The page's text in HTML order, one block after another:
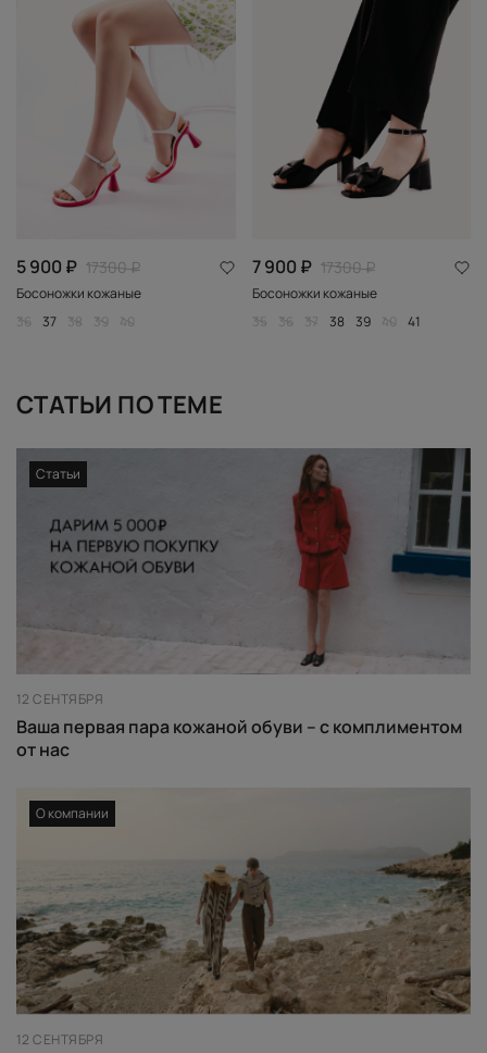
5 900 ₽ 17300 ₽
Босоножки кожаные
36
37 38 39 40
7 900 ₽ 17300 ₽
Босоножки кожаные
35
36 37 38 39 40 41
СТАТЬИ ПО ТЕМЕ
Статьи
12 СЕНТЯБРЯ
Ваша первая пара кожаной обуви – с комплиментом
от нас
О компании
12 СЕНТЯБРЯ